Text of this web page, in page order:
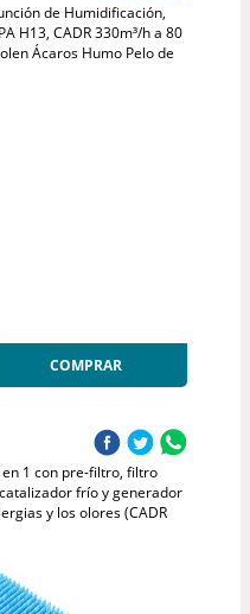
de Humidificación,
H13, CADR 330m³/h a 80
Ácaros Humo Pelo de
COMPRAR
1 con pre-filtro, filtro
frío y generador
y los olores (CADR